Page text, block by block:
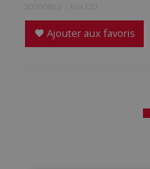
S0000862 | 60x120
Ajouter aux favoris